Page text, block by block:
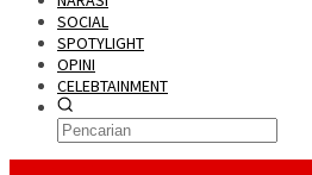
SOCIAL
SPOTYLIGHT
OPINI
CELEBTAINMENT